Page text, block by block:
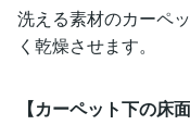
洗える素材のカーペ
く乾燥させます。
【カーペット下の床